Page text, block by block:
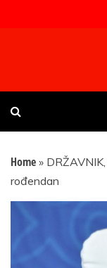
Faktor
Uvijek presudan
Home »
rođendan